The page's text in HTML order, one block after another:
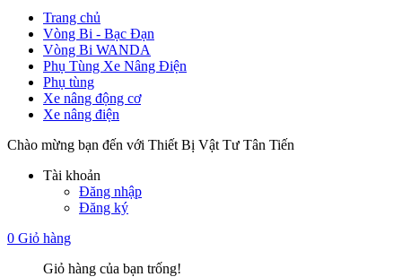
Trang chủ
Vòng Bi - Bạc Đạn
Vòng Bi WANDA
Phụ Tùng Xe Nâng Điện
Phụ tùng
Xe nâng động cơ
Xe nâng điện
Chào mừng bạn đến với Thiết Bị Vật Tư Tân Tiến
Tài khoản
Đăng nhập
Đăng ký
0 Giỏ hàng
Giỏ hàng của bạn trống!